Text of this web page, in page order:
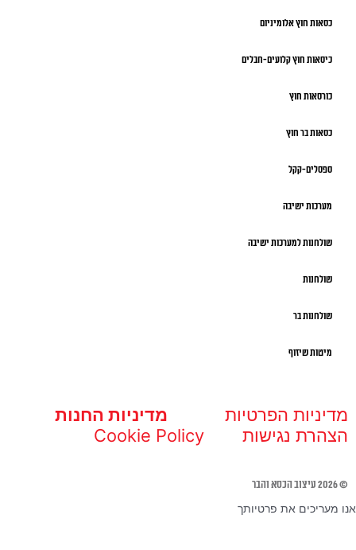
כסאות חוץ אלומיניום
כיסאות חוץ קלועים-חבלים
כורסאות חוץ
כסאות בר חוץ
ספסלים-קקל
מערכות ישיבה
שולחנות למערכות ישיבה
שולחנות
שולחנות בר
מיטות שיזוף
מדיניות הפרטיות
מדיניות החנות
הצהרת נגישות
Cookie Policy
© 2026 עיצוב הכסא והבר
אנו מעריכים את פרטיותך